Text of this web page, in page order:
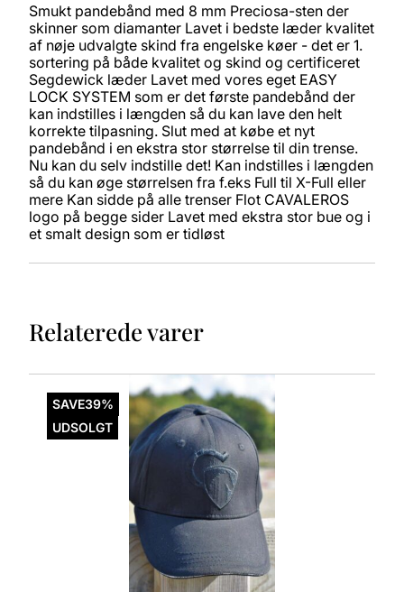
Smukt pandebånd med 8 mm Preciosa-sten der
skinner som diamanter Lavet i bedste læder kvalitet
af nøje udvalgte skind fra engelske køer - det er 1.
sortering på både kvalitet og skind og certificeret
Segdewick læder Lavet med vores eget EASY
LOCK SYSTEM som er det første pandebånd der
kan indstilles i længden så du kan lave den helt
korrekte tilpasning. Slut med at købe et nyt
pandebånd i en ekstra stor størrelse til din trense.
Nu kan du selv indstille det! Kan indstilles i længden
så du kan øge størrelsen fra f.eks Full til X-Full eller
mere Kan sidde på alle trenser Flot CAVALEROS
logo på begge sider Lavet med ekstra stor bue og i
et smalt design som er tidløst
Relaterede varer
SAVE39%
UDSOLGT
vare
har
flere